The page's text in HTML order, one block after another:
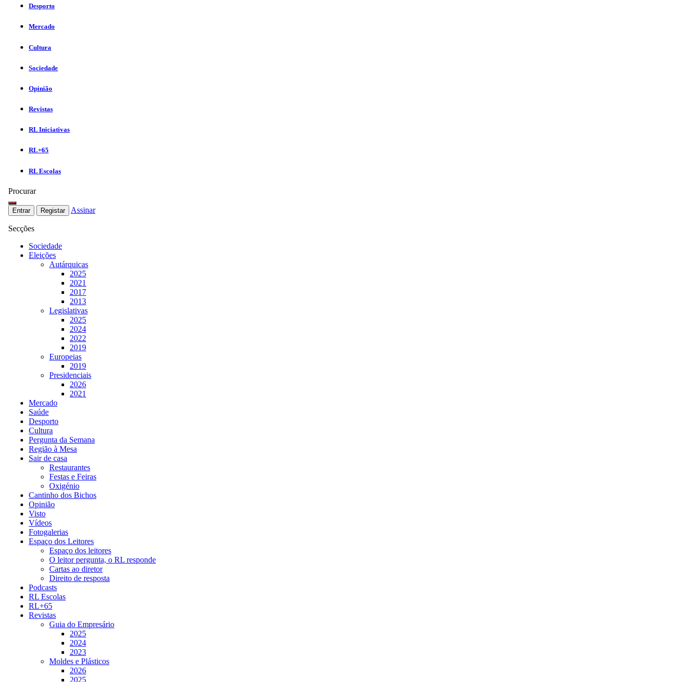
Desporto
Mercado
Cultura
Sociedade
Opinião
Revistas
RL Iniciativas
RL+65
RL Escolas
Procurar
Entrar Registar Assinar
Secções
Sociedade
Eleições
Autárquicas
2025
2021
2017
2013
Legislativas
2025
2024
2022
2019
Europeias
2019
Presidenciais
2026
2021
Mercado
Saúde
Desporto
Cultura
Pergunta da Semana
Região à Mesa
Sair de casa
Restaurantes
Festas e Feiras
Oxigénio
Cantinho dos Bichos
Opinião
Visto
Vídeos
Fotogalerias
Espaço dos Leitores
Espaço dos leitores
O leitor pergunta, o RL responde
Cartas ao diretor
Direito de resposta
Podcasts
RL Escolas
RL+65
Revistas
Guia do Empresário
2025
2024
2023
Moldes e Plásticos
2026
2025